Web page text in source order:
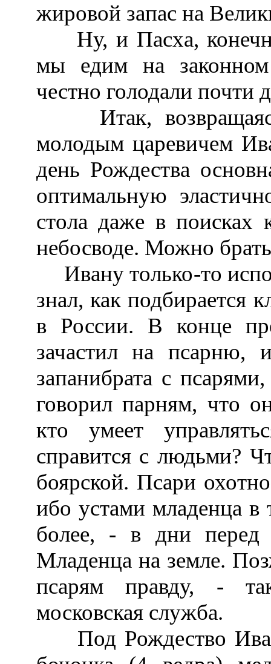
жировой запас на
Ну, и Пасха,
мы едим на законном
честно голодали почти
Итак,
молодым царевичем
день Рождества
оптимальную
стола даже в поисках
небосводе. Можно
Ивану только-то
знал, как подбирается
в России. В конце
зачастил на псарню,
запанибрата с
говорил парням, что
кто умеет
справится с людьми?
боярской. Псари
ибо устами младенца в
более, - в дни перед
Младенца на земле.
псарям правду, -
московская служба.
Под Рождество Иван